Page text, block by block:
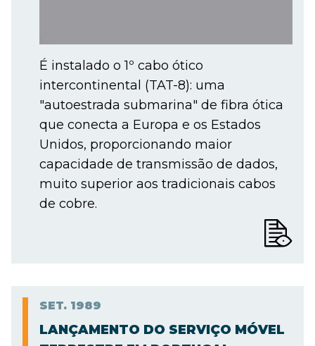
É instalado o 1º cabo ótico
intercontinental (TAT-8): uma
"autoestrada submarina" de fibra ótica
que conecta a Europa e os Estados
Unidos, proporcionando maior
capacidade de transmissão de dados,
muito superior aos tradicionais cabos
de cobre.
SET. 1989
LANÇAMENTO DO SERVIÇO MÓVEL